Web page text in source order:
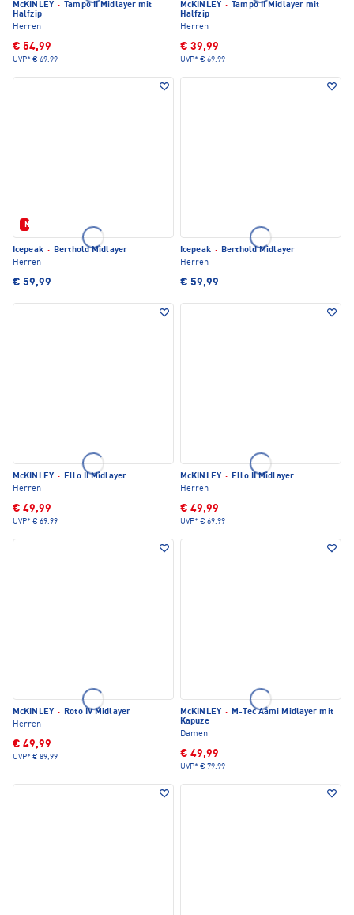
McKINLEY ·
Tampo II Midlayer mit
Halfzip
Herren
€ 54,99
UVP* € 69,99
McKINLEY ·
Tampo II Midlayer mit
Halfzip
Herren
€ 39,99
UVP* € 69,99
Neu
Icepeak · Berthold Midlayer
Herren
€ 59,99
Icepeak · Berthold Midlayer
Herren
€ 59,99
McKINLEY · Ello II Midlayer
Herren
€ 49,99
UVP* € 69,99
McKINLEY · Ello II Midlayer
Herren
€ 49,99
UVP* € 69,99
McKINLEY · Roto IV Midlayer
Herren
€ 49,99
UVP* € 89,99
McKINLEY · M-Tec Aami Midlayer mit
Kapuze
Damen
€ 49,99
UVP* € 79,99